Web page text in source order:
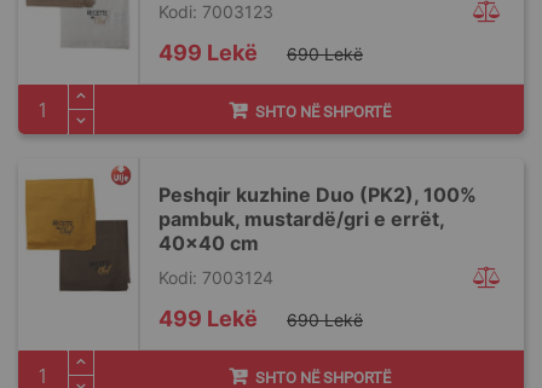
Kodi: 7003123
Special
Price
499 Lekë 690 Lekë
SHTO NË SHPORTË
Peshqir kuzhine Duo (PK2), 100%
pambuk, mustardë/gri e errët,
40x40 cm
Kodi: 7003124
Special
Price
499 Lekë 690 Lekë
SHTO NË SHPORTË